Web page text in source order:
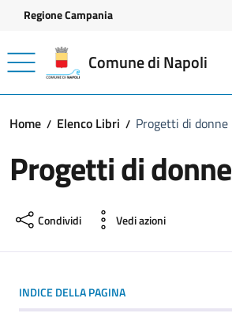
Vai ai contenuti
Vai al footer
Regione Campania
Comune di Napoli
Home Elenco Libri Progetti di donne
Progetti di donne
Condividi Vedi azioni
INDICE DELLA PAGINA